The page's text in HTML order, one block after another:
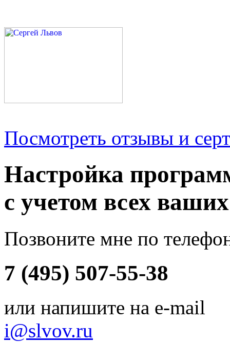
Посмотреть отзывы и
Настройка
с учетом всех
Позвоните мне по
7 (495) 507-55-38
или напишите на e-mail
i@slvov.ru